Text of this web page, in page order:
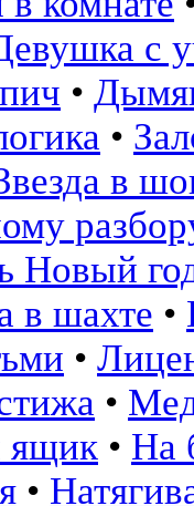
с
•
•
в
Новый
в шахте •
•
•
ящик • На
•